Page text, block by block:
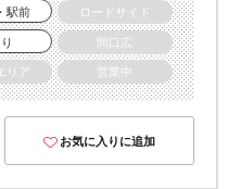
駅前
ロードサイド
間口広
リア 営業中
お気に入りに追加